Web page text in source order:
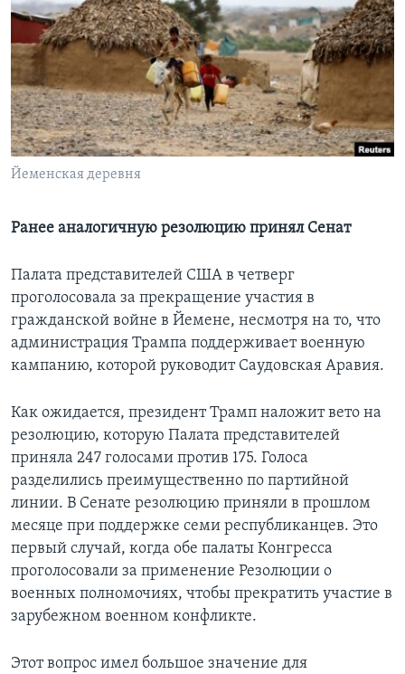
Learning English
СОЦИАЛЬНЫЕ СЕТИ
Йеменская деревня
Ранее аналогичную резолюцию принял Сенат
Палата представителей США в четверг
проголосовала за прекращение участия в
гражданской войне в Йемене, несмотря на то, что
администрация Трампа поддерживает военную
кампанию, которой руководит Саудовская Аравия.
Как ожидается, президент Трамп наложит вето на
резолюцию, которую Палата представителей
приняла 247 голосами против 175. Голоса
разделились преимущественно по партийной
линии. В Сенате резолюцию приняли в прошлом
месяце при поддержке семи республиканцев. Это
первый случай, когда обе палаты Конгресса
проголосовали за применение Резолюции о
военных полномочиях, чтобы прекратить участие в
зарубежном военном конфликте.
Этот вопрос имел большое значение для